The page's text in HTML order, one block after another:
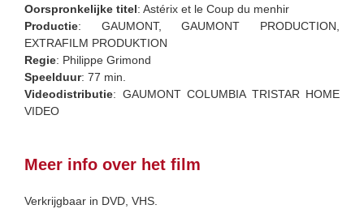
Oorspronkelijke titel: Astérix et le Coup du menhir
Productie: GAUMONT, GAUMONT PRODUCTION,
EXTRAFILM PRODUKTION
Regie: Philippe Grimond
Speelduur: 77 min.
Videodistributie: GAUMONT COLUMBIA TRISTAR HOME
VIDEO
Meer info over het film
Verkrijgbaar in DVD, VHS.